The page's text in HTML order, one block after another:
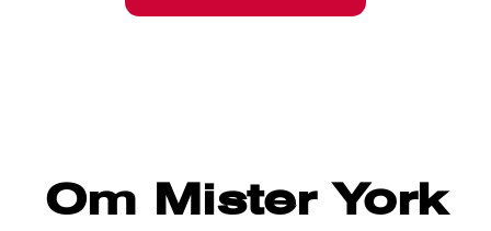
Om Mister York